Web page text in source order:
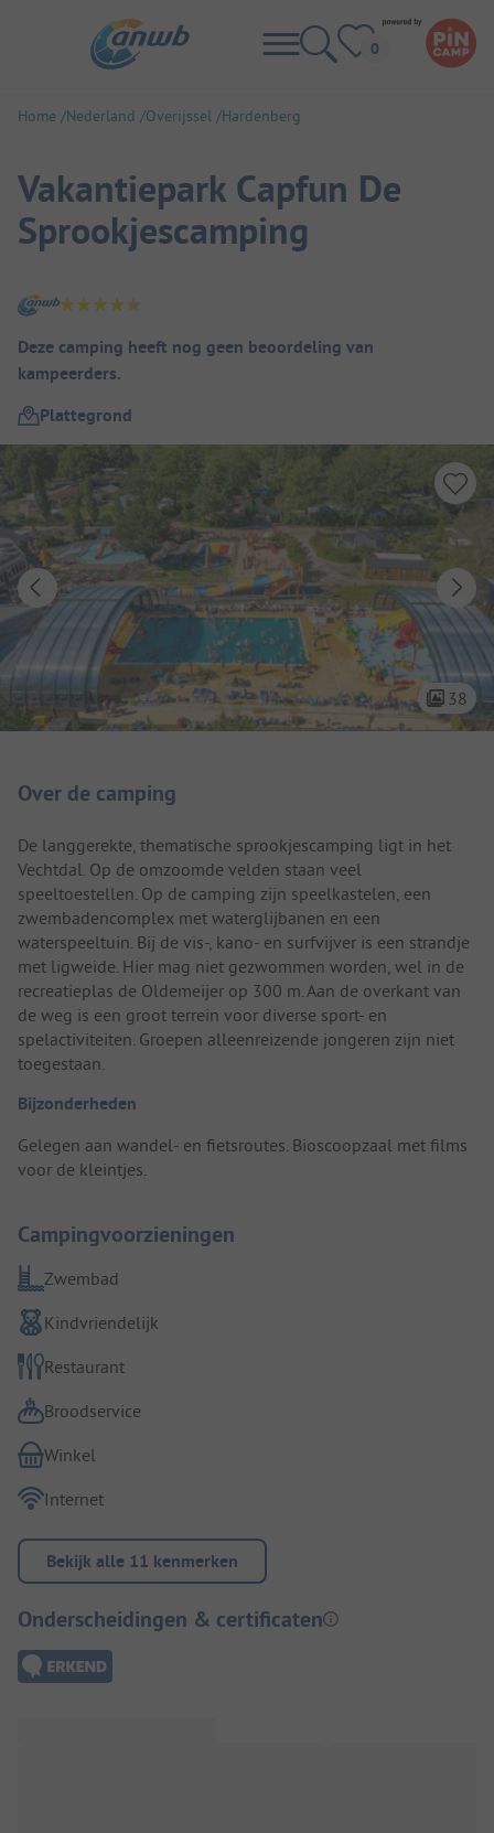
Home Nederland Overijssel Hardenberg
Vakantiepark Capfun De
Sprookjescamping
Camping overzicht
Deze camping heeft nog geen beoordeling van
kampeerders.
Plattegrond
38
Over de camping
De langgerekte, thematische sprookjescamping ligt in het
Vechtdal. Op de omzoomde velden staan veel
speeltoestellen. Op de camping zijn speelkastelen, een
zwembadencomplex met waterglijbanen en een
waterspeeltuin. Bij de vis-, kano- en surfvijver is een strandje
met ligweide. Hier mag niet gezwommen worden, wel in de
recreatieplas de Oldemeijer op 300 m. Aan de overkant van
de weg is een groot terrein voor diverse sport- en
spelactiviteiten. Groepen alleenreizende jongeren zijn niet
toegestaan.
Bijzonderheden
Gelegen aan wandel- en fietsroutes. Bioscoopzaal met films
voor de kleintjes.
Campingvoorzieningen
Zwembad
Kindvriendelijk
Restaurant
Broodservice
Winkel
Internet
Bekijk alle 11 kenmerken
Onderscheidingen & certificaten